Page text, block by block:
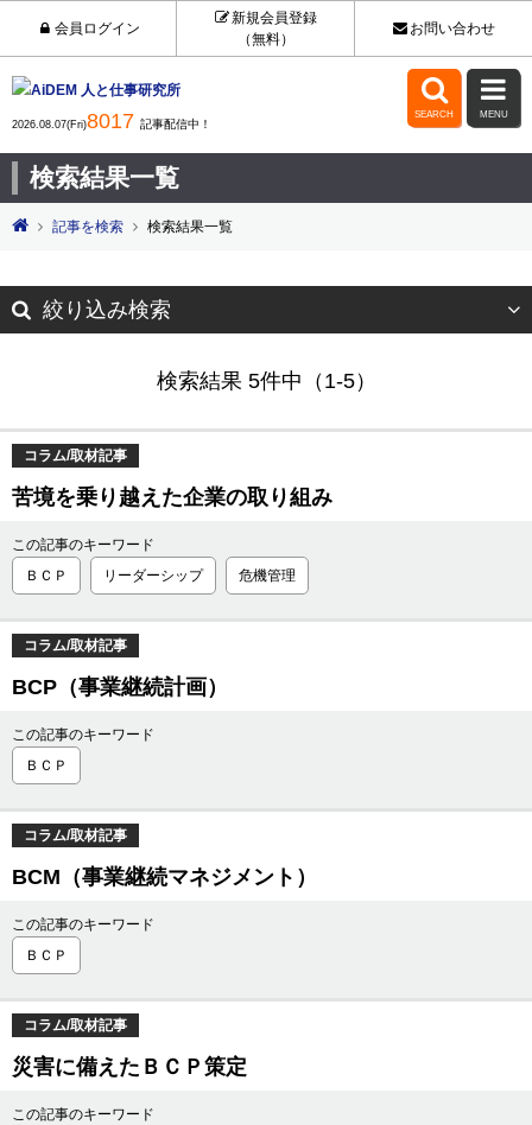
会員ログイン
新規会員登録
（無料）
お問い合わせ
2026.08.07(Fri)8017 記事配信中！

SEARCH

MENU
検索結果一覧
記事を検索 検索結果一覧
絞り込み検索
検索結果 5件中（1-5）
コラム/取材記事
苦境を乗り越えた企業の取り組み
この記事のキーワード
ＢＣＰ
リーダーシップ 危機管理
コラム/取材記事
BCP（事業継続計画）
この記事のキーワード
ＢＣＰ
コラム/取材記事
BCM（事業継続マネジメント）
この記事のキーワード
ＢＣＰ
コラム/取材記事
災害に備えたＢＣＰ策定
この記事のキーワード